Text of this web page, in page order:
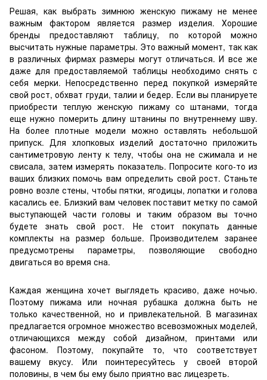
Решая, как выбрать зимнюю женскую пижаму не менее
важным фактором является размер изделия. Хорошие
бренды предоставляют таблицу, по которой можно
высчитать нужные параметры. Это важный момент, так как
в различных фирмах размеры могут отличаться. И все же
даже для предоставляемой таблицы необходимо снять с
себя мерки. Непосредственно перед покупкой измеряйте
свой рост, обхват груди, талии и бедер. Если вы планируете
приобрести теплую женскую пижаму со штанами, тогда
еще нужно померить длину штанины по внутреннему шву.
На более плотные модели можно оставлять небольшой
припуск. Для хлопковых изделий достаточно приложить
сантиметровую ленту к телу, чтобы она не сжимала и не
свисала, затем измерять показатель. Попросите кого-то из
ваших близких помочь вам определить свой рост. Станьте
ровно возле стены, чтобы пятки, ягодицы, лопатки и голова
касались ее. Близкий вам человек поставит метку по самой
выступающей части головы и таким образом вы точно
будете знать свой рост. Не стоит покупать данные
комплекты на размер больше. Производителем заранее
предусмотрены параметры, позволяющие свободно
двигаться во время сна.
Каждая женщина хочет выглядеть красиво, даже ночью.
Поэтому пижама или ночная рубашка должна быть не
только качественной, но и привлекательной. В магазинах
предлагается огромное множество всевозможных моделей,
отличающихся между собой дизайном, принтами или
фасоном. Поэтому, покупайте то, что соответствует
вашему вкусу. Или поинтересуйтесь у своей второй
половины, в чем бы ему было приятно вас лицезреть.